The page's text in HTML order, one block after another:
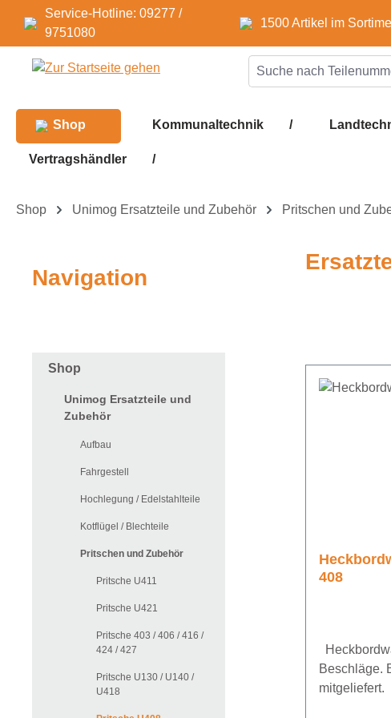
Hauptinhalt springen
Zur Suche springen
Zur Hauptnavigation springen
Service-Hotline: 09277 /
9751080
1500 Artikel im
Shop Kommunaltechnik /
Vertragshändler /
Shop Unimog Ersatzteile und Zubehör Pritschen und
Navigation
Shop
Unimog Ersatzteile und
Zubehör
Aufbau
Fahrgestell
Hochlegung / Edelstahlteile
Kotflügel / Blechteile
Pritschen und Zubehör
Pritsche U411
Pritsche U421
Pritsche 403 / 406 / 416 /
424 / 427
Pritsche U130 / U140 /
U418
408
Beschläge.
mitgeliefert.